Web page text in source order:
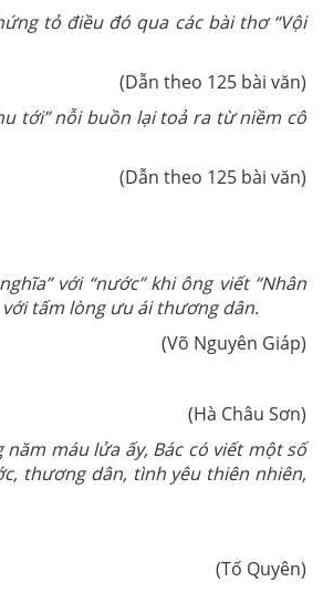
tỏ điều đó qua các bài thơ “Vội
(Dẫn theo 125 bài văn)
nỗi buồn lại toả ra từ niềm cô
(Dẫn theo 125 bài văn)
với “nước” khi ông viết “Nhân
với tấm lòng ưu ái thương dân.
(Võ Nguyên Giáp)
(Hà Châu Sơn)
máu lửa ấy, Bác có viết một số
thương dân, tình yêu thiên nhiên,
(Tố Quyên)